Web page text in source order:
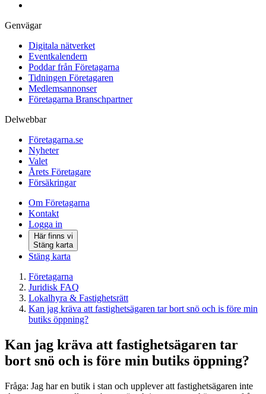
Genvägar
Digitala nätverket
Eventkalendern
Poddar från Företagarna
Tidningen Företagaren
Medlemsannonser
Företagarna Branschpartner
Delwebbar
Företagarna.se
Nyheter
Valet
Årets Företagare
Försäkringar
Om Företagarna
Kontakt
Logga in
Här finns vi
Stäng karta
Stäng karta
Företagarna
Juridisk FAQ
Lokalhyra & Fastighetsrätt
Kan jag kräva att fastighetsägaren tar bort snö och is före min
butiks öppning?
Kan jag kräva att fastighetsägaren tar
bort snö och is före min butiks öppning?
Fråga: Jag har en butik i stan och upplever att fastighetsägaren inte